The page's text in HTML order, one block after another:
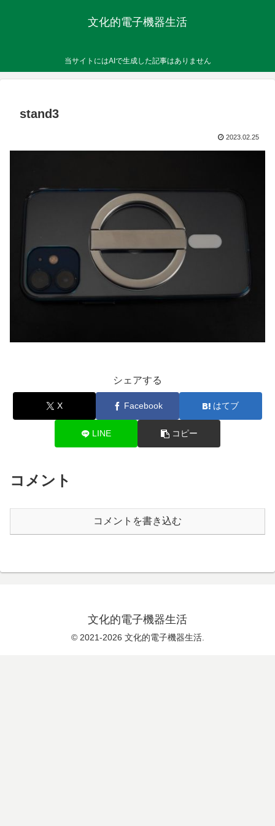
文化的電子機器生活
当サイトにはAIで生成した記事はありません
stand3
2023.02.25
シェアする
X Facebook はてブ
LINE コピー
コメント
コメントを書き込む
文化的電子機器生活
© 2021-2026 文化的電子機器生活.